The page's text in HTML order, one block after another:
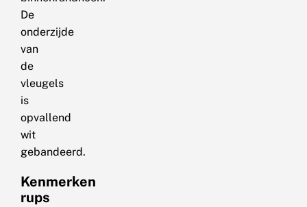
De
onderzijde
van
de
vleugels
is
opvallend
wit
gebandeerd.
Kenmerken
rups